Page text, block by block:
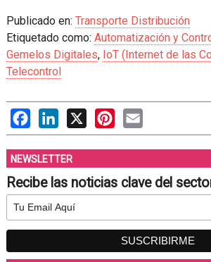
Publicado en: Transporte Distribución
Etiquetado como: Automatización y
Gemelos Digitales, IoT (Internet de las
Telecontrol
FacebookLinkedIn
X PinterestEmail
NEWSLETTER
Recibe las noticias clave del